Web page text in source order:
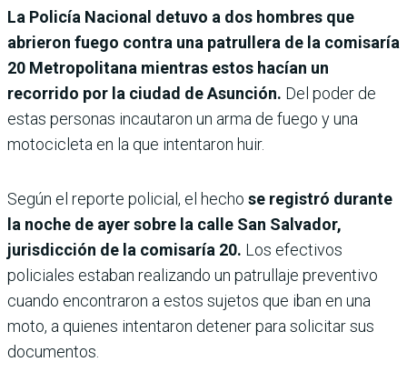
La Policía Nacional detuvo a dos hombres que
abrieron fuego contra una patrullera de la comisaría
20 Metropolitana mientras estos hacían un
recorrido por la ciudad de Asunción. Del poder de
estas personas incautaron un arma de fuego y una
motocicleta en la que intentaron huir.
Según el reporte policial, el hecho se registró durante
la noche de ayer sobre la calle San Salvador,
jurisdicción de la comisaría 20. Los efectivos
policiales estaban realizando un patrullaje preventivo
cuando encontraron a estos sujetos que iban en una
moto, a quienes intentaron detener para solicitar sus
documentos.